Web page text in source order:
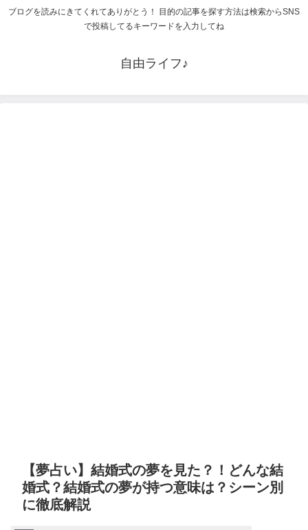
ブログを読みにきてくれてありがとう！ 目的の記事を探す方法は検索からSNS
で投稿してるキーワードを入力してね
自由ライフ♪
【夢占い】結婚式の夢を見た？！どんな結
婚式？結婚式の夢が持つ意味は？シーン別
に徹底解説